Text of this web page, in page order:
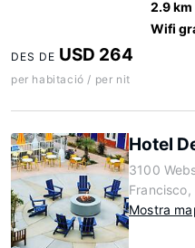
2.9 km
Wifi
DES DE USD 264
per habitació / per nit
Hotel
3100
Mostra